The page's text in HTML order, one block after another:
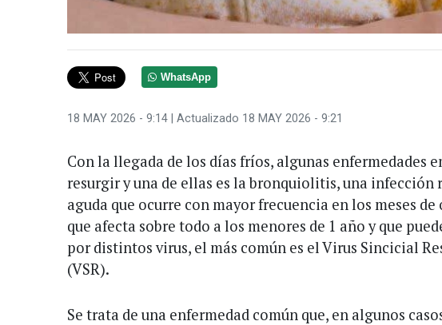
WhatsApp
18 MAY 2026 - 9:14 | Actualizado 18 MAY 2026 - 9:21
Con la llegada de los días fríos, algunas enfermedades
resurgir y una de ellas es la bronquiolitis, una infección
aguda que ocurre con mayor frecuencia en los meses
que afecta sobre todo a los menores de 1 año y que
por distintos virus, el más común es el Virus Sincicial
(VSR).
Se trata de una enfermedad común que, en algunos